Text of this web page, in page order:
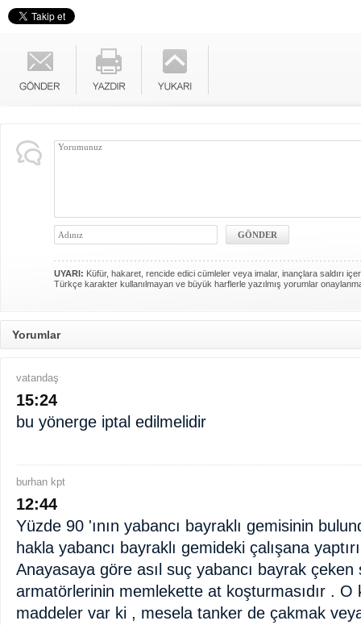
UYARI: Küfür, hakaret, rencide edici cümleler veya imalar, inançlara saldırı
Türkçe karakter kullanılmayan ve büyük harflerle yazılmış yorumlar
Yorumlar
vatandaş
15:24
bu yönerge iptal edilmelidir
burhan kpt
12:44
Yüzde 90 'ının yabancı bayraklı gemisinin
hakla yabancı bayraklı gemideki çalışana
Anayasaya göre asıl suç yabancı bayrak çeken
armatörlerinin memlekette at koşturmasıdır . O
maddeler var ki , mesela tanker de çakmak